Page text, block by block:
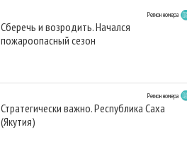
Регион номера
Сберечь и возродить. Начался
пожароопасный сезон
Регион номера
Стратегически важно. Республика Саха
(Якутия)